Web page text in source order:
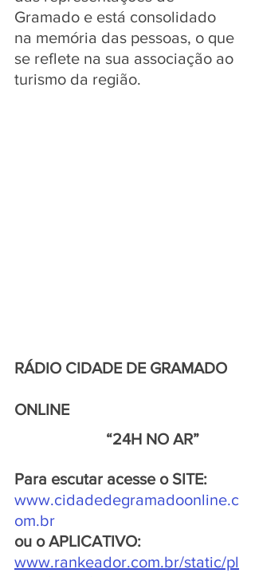
Gramado e está consolidado
na memória das pessoas, o que
se reflete na sua associação ao
turismo da região.
RÁDIO CIDADE DE GRAMADO
ONLINE
“24H NO AR”
Para escutar acesse o SITE:
www.cidadedegramadoonline.c
om.br
ou o APLICATIVO:
www.rankeador.com.br/static/pl